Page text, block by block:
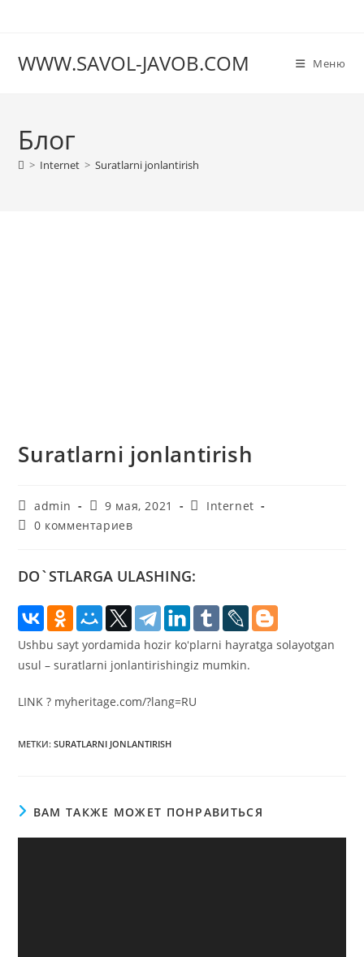
WWW.SAVOL-JAVOB.COM Меню
Блог
> Internet > Suratlarni jonlantirish
Suratlarni jonlantirish
Автор
записи:
admin
Запись
опубликована:
9 мая, 2021
Рубрика
Internet
Комментарии
0 комментариев
DO`STLARGA ULASHING:
Ushbu sayt yordamida hozir koʻplarni hayratga solayotgan
usul – suratlarni jonlantirishingiz mumkin.
LINK ? myheritage.com/?lang=RU
МЕТКИ:SURATLARNI JONLANTIRISH
ВАМ ТАКЖЕ МОЖЕТ ПОНРАВИТЬСЯ